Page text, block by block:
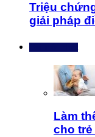
Triệu
giải pháp
Làm
cho